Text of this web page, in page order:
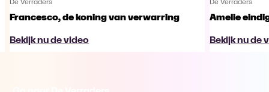
De Verraders
Francesco, de koning van verwarring
Bekijk nu de video
De Verraders
Amelie
Bekijk nu de